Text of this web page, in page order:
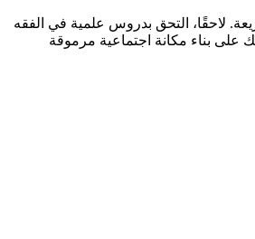
لاحقًا، التحق بدروس علمية في الفقه
على بناء مكانة اجتماعية مرموقة